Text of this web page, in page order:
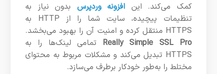
کمک می‌کند. این افزونه وردپرس بدون نیاز به
تنظیمات پیچیده، سایت شما را از HTTP به
HTTPS منتقل کرده و امنیت آن را بهبود می‌بخشد.
Really Simple SSL Pro تمامی لینک‌ها را به
HTTPS تبدیل می‌کند و مشکلات مربوط به محتوای
مختلط را به‌طور خودکار برطرف می‌سازد.